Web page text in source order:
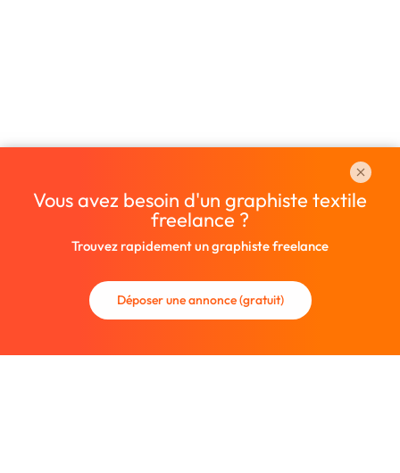
Vous avez besoin d'un graphiste textile
freelance ?
Trouvez rapidement un graphiste freelance
Déposer une annonce (gratuit)